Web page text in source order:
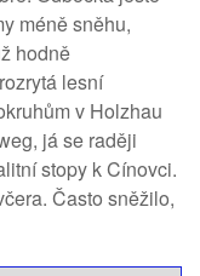
méně sněhu,
hodně
lesní
v Holzhau
já se raději
stopy k Cínovci.
Často sněžilo,